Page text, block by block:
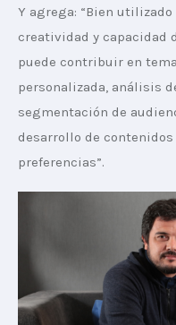
Y agrega: “Bien
creatividad y capacidad
puede contribuir en
personalizada, análisis
segmentación de
desarrollo de
preferencias”.